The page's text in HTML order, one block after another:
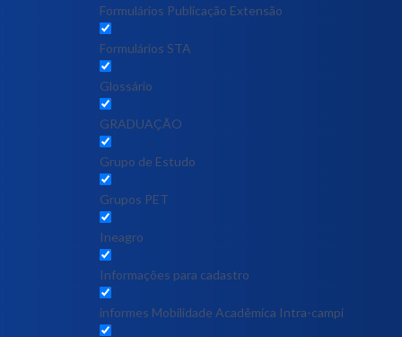
Formulários Publicação Extensão
Formulários STA
Glossário
GRADUAÇÃO
Grupo de Estudo
Grupos PET
Ineagro
Informações para cadastro
informes Mobilidade Acadêmica Intra-campi